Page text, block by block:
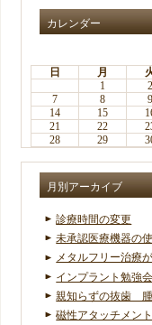
カレンダー
日
月
1
2
7
8 9
14
15
21
22
28
29
月別アーカイブ
診療時間の変更
未承認医療機器の
メタルフリー治療
インプラント勉強
親知らずの抜歯 腫
磁性アタッチメン